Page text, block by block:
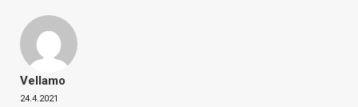
Vellamo
24.4.2021